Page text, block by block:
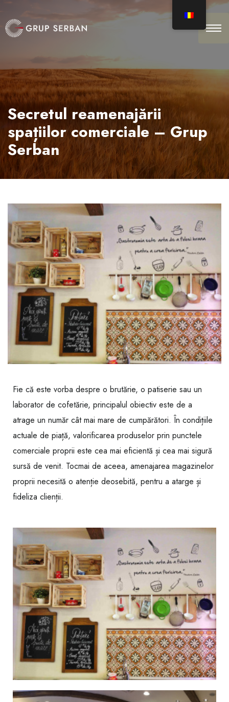
Secretul reamenajării
spațiilor comerciale – Grup
Serban
Fie că este vorba despre o brutărie, o patiserie sau un
laborator de cofetărie, principalul obiectiv este de a
atrage un număr cât mai mare de cumpărători. În condițiile
actuale de piață, valorificarea produselor prin punctele
comerciale proprii este cea mai eficientă și cea mai sigură
sursă de venit. Tocmai de aceea, amenajarea magazinelor
proprii necesită o atenție deosebită, pentru a atarge și
fideliza clienții.